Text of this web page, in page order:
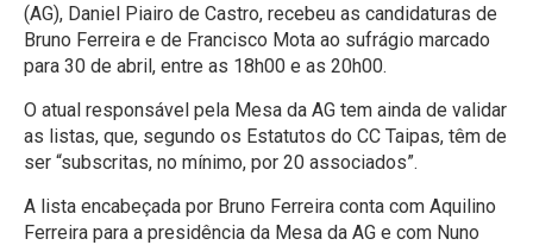
(AG), Daniel Piairo de Castro, recebeu as candidaturas de
Bruno Ferreira e de Francisco Mota ao sufrágio marcado
para 30 de abril, entre as 18h00 e as 20h00.
O atual responsável pela Mesa da AG tem ainda de validar
as listas, que, segundo os Estatutos do CC Taipas, têm de
ser “subscritas, no mínimo, por 20 associados”.
A lista encabeçada por Bruno Ferreira conta com Aquilino
Ferreira para a presidência da Mesa da AG e com Nuno